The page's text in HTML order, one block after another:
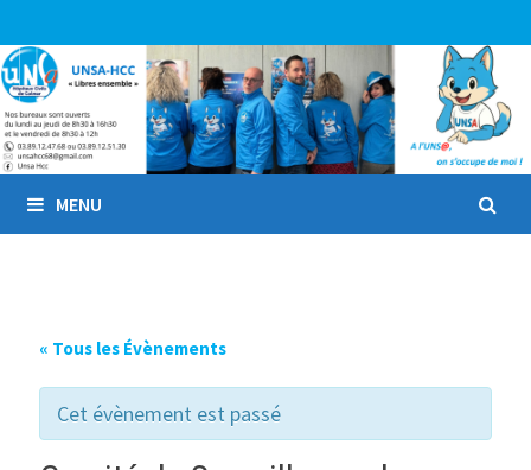
au
contenu
MENU
« Tous les Évènements
Cet évènement est passé